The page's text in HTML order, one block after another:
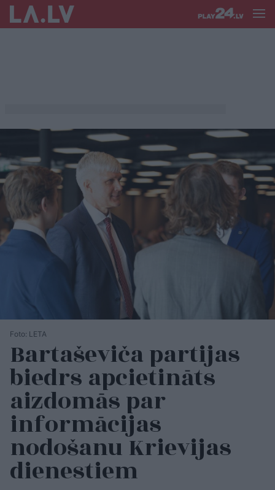
Foto: LETA
Bartaševiča partijas
biedrs apcietināts
aizdomās par
informācijas
nodošanu Krievijas
dienestiem